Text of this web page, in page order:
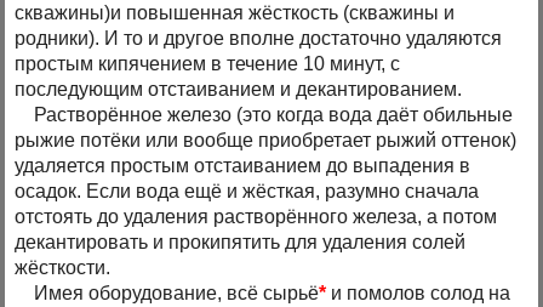
скважины)и повышенная жёсткость (скважины и
родники). И то и другое вполне достаточно удаляются
простым кипячением в течение 10 минут, с
последующим отстаиванием и декантированием.
Растворённое железо (это когда вода даёт обильные
рыжие потёки или вообще приобретает рыжий оттенок)
удаляется простым отстаиванием до выпадения в
осадок. Если вода ещё и жёсткая, разумно сначала
отстоять до удаления растворённого железа, а потом
декантировать и прокипятить для удаления солей
жёсткости.
Имея оборудование, всё сырьё* и помолов солод на